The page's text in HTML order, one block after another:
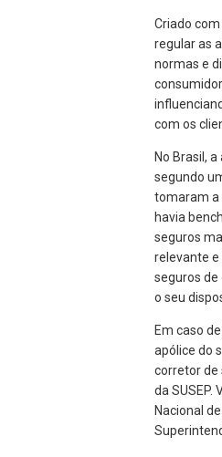
Criado
regular as
normas e
com os
No Brasil,
segundo
tomaram a
havia
seguros
relevante e
seguros
o seu
Em caso
apólice do
corretor de
da
Nacional